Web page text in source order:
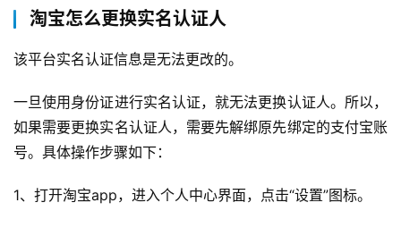
域
群
问
社
淘宝怎么更换实名认证人
该平台实名认证信息是无法更改的。
一旦使用身份证进行实名认证，就无法更换认证人。所以，
如果需要更换实名认证人，需要先解绑原先绑定的支付宝账
号。具体操作步骤如下：
1、打开淘宝app，进入个人中心界面，点击“设置”图标。